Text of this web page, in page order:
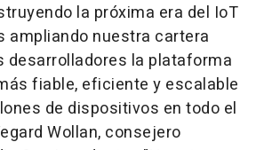
la próxima era del IoT
ampliando nuestra cartera
desarrolladores la plataforma
fiable, eficiente y escalable
de dispositivos en todo el
Wollan, consejero